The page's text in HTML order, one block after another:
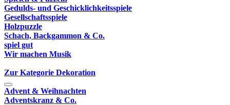
Gedulds- und Geschicklichkeitsspiele
Gesellschaftsspiele
Holzpuzzle
Schach, Backgammon & Co.
spiel gut
Wir machen Musik
Zur Kategorie Dekoration
Advent & Weihnachten
Adventskranz & Co.